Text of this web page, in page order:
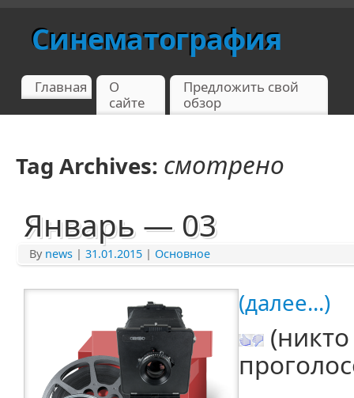
Синематография
Главная
О
сайте
Предложить свой
обзор
Tag Archives: смотрено
Январь — 03
By news | 31.01.2015 | Основное
(далее...)